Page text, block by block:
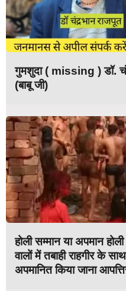
गुमशुदा ( missing ) डॉ.
(बाबू जी)
होली सम्मान या अपमान
वालों में तबाही राहगीर के
अपमानित किया जाना